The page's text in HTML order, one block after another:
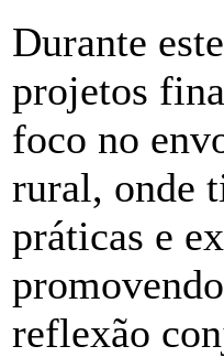
Durante
projetos
foco no
rural, onde
práticas e
reflexão